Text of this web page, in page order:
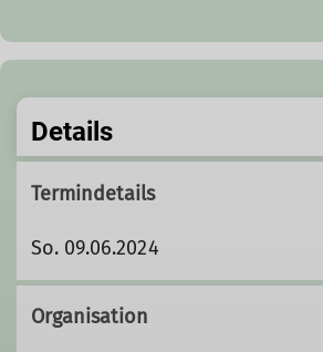
Details
Termindetails
So. 09.06.2024
Organisation